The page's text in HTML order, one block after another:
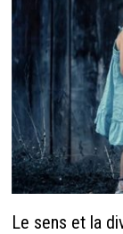
Le sens et la